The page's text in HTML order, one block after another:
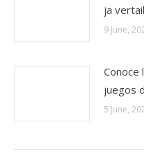
ja
9 June,
Conoce
juegos
5 June,